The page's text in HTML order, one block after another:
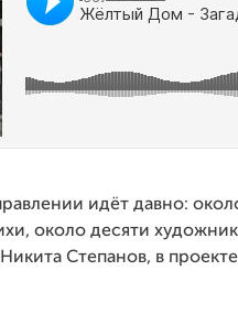
идёт давно:
около десяти
Степанов, в